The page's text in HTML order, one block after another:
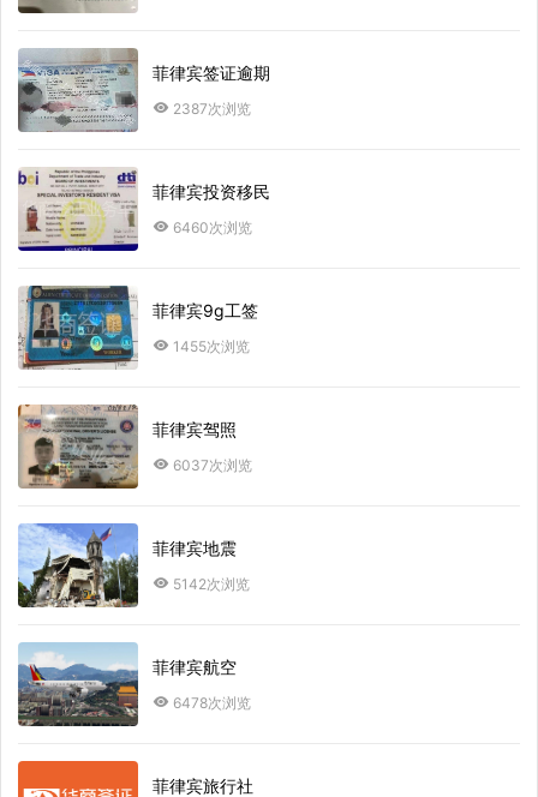
菲律宾签证逾期
2387次浏览
菲律宾投资移民
6460次浏览
菲律宾9g工签
1455次浏览
菲律宾驾照
6037次浏览
菲律宾地震
5142次浏览
菲律宾航空
6478次浏览
菲律宾旅行社